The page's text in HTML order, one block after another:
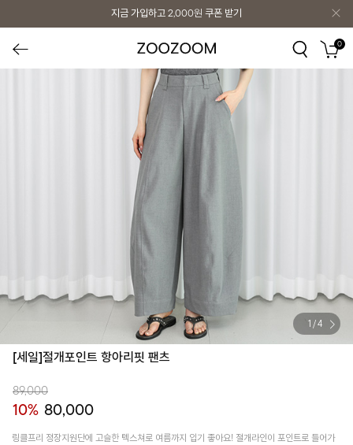
지금 가입하고 2,000원 쿠폰 받기
0
/ 4
[세일]절개포인트 항아리핏 팬츠
89,000
10% 80,000
링클프리 정장지원단에 고슬한 텍스쳐로 여름까지 입기 좋아요! 절개라인이 포인트로 들어가